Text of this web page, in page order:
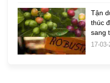
Tận
thúc
sang
17-